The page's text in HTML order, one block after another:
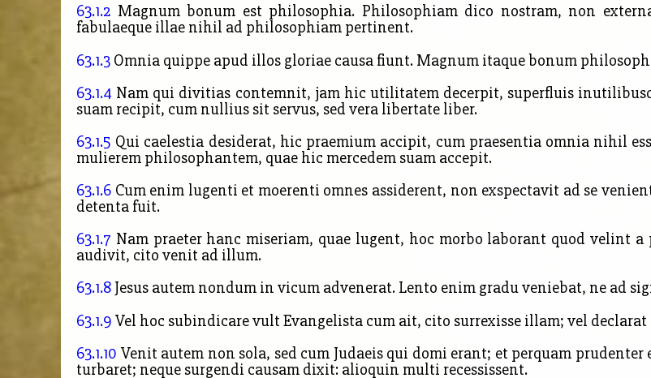
63.1.2 Magnum bonum est philosophia. Philosophiam dico nostram, non
fabulaeque illae nihil ad philosophiam pertinent.
63.1.3 Omnia quippe apud illos gloriae causa fiunt. Magnum itaque bonum
63.1.4 Nam qui divitias contemnit, jam hic utilitatem decerpit, superfluis
suam recipit, cum nullius sit servus, sed vera libertate liber.
63.1.5 Qui caelestia desiderat, hic praemium accipit, cum praesentia omnia nihil
mulierem philosophantem, quae hic mercedem suam accepit.
63.1.6 Cum enim lugenti et moerenti omnes assiderent, non exspectavit ad se
detenta fuit.
63.1.7 Nam praeter hanc miseriam, quae lugent, hoc morbo laborant quod velint
audivit, cito venit ad illum.
63.1.8 Jesus autem nondum in vicum advenerat. Lento enim gradu veniebat, ne ad
63.1.9 Vel hoc subindicare vult Evangelista cum ait, cito surrexisse illam; vel
63.1.10 Venit autem non sola, sed cum Judaeis qui domi erant; et perquam
turbaret; neque surgendi causam dixit: alioquin multi recessissent.